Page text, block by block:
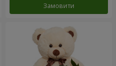
Замовити